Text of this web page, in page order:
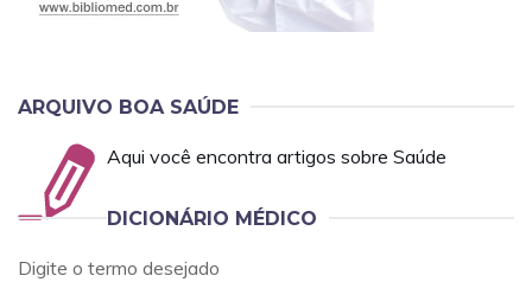
ARQUIVO BOA SAÚDE
Aqui você encontra artigos sobre Saúde
DICIONÁRIO MÉDICO
Digite o termo desejado